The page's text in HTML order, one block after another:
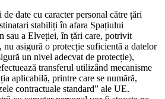
date cu caracter personal către țări
stabiliți în afara Spațiului
sau a Elveției, în țări care, potrivit
asigură o protecție suficientă a datelor
un nivel adecvat de protecție),
transferul utilizând mecanisme
aplicabilă, printre care se numără,
contractuale standard” ale UE.